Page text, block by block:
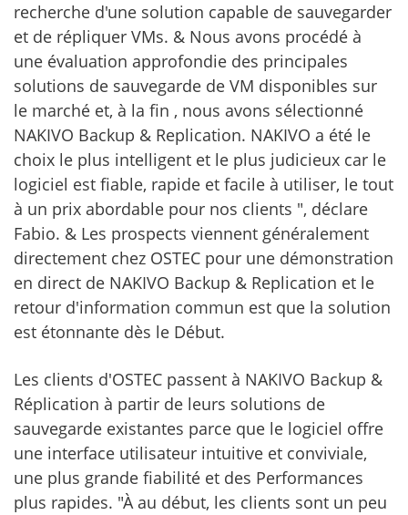
recherche d'une solution capable de sauvegarder
et de répliquer VMs. & Nous avons procédé à
une évaluation approfondie des principales
solutions de sauvegarde de VM disponibles sur
le marché et, à la fin , nous avons sélectionné
NAKIVO Backup & Replication. NAKIVO a été le
choix le plus intelligent et le plus judicieux car le
logiciel est fiable, rapide et facile à utiliser, le tout
à un prix abordable pour nos clients ", déclare
Fabio. & Les prospects viennent généralement
directement chez OSTEC pour une démonstration
en direct de NAKIVO Backup & Replication et le
retour d'information commun est que la solution
est étonnante dès le Début.
Les clients d'OSTEC passent à NAKIVO Backup &
Réplication à partir de leurs solutions de
sauvegarde existantes parce que le logiciel offre
une interface utilisateur intuitive et conviviale,
une plus grande fiabilité et des Performances
plus rapides. "À au début, les clients sont un peu